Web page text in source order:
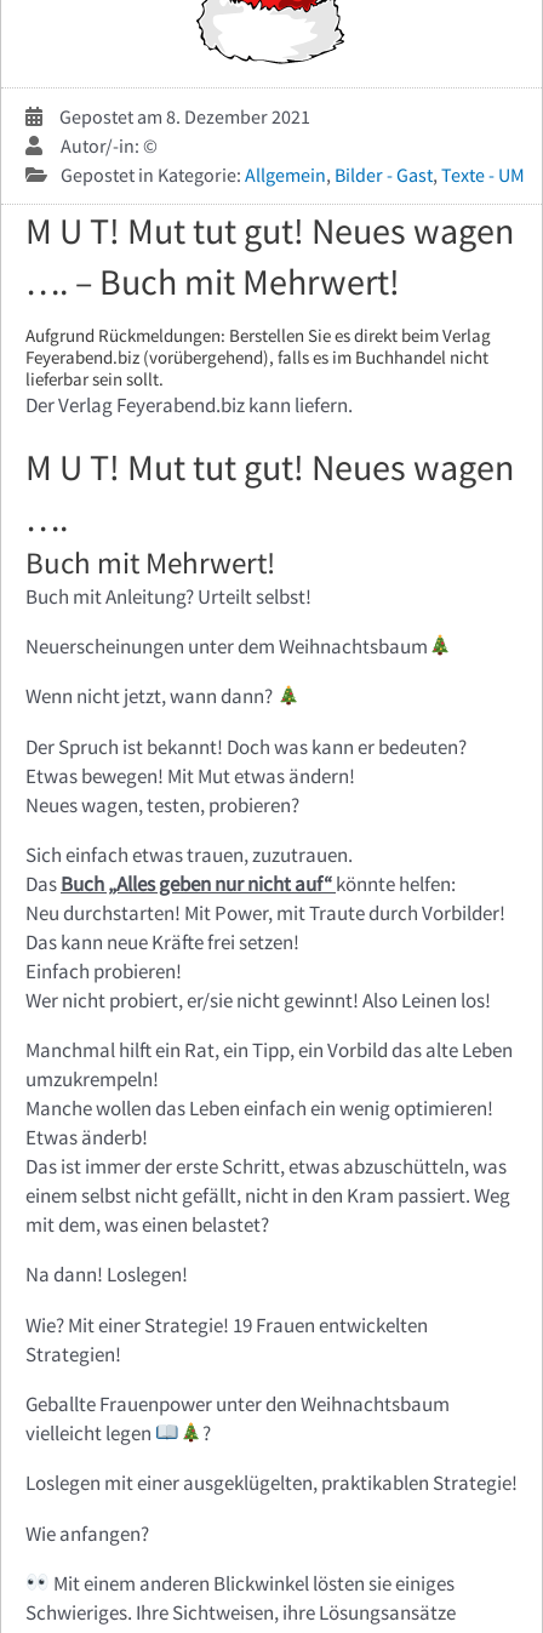
Gepostet am 8. Dezember 2021
Autor/-in: ©
Gepostet in Kategorie: Allgemein, Bilder - Gast,Texte - UM
M U T! Mut tut gut! Neues wagen
…. – Buch mit Mehrwert!
Aufgrund Rückmeldungen: Berstellen Sie es direkt beim Verlag
Feyerabend.biz (vorübergehend), falls es im Buchhandel nicht
lieferbar sein sollt.
Der Verlag Feyerabend.biz kann liefern.
M U T! Mut tut gut! Neues wagen
….
Buch mit Mehrwert!
Buch mit Anleitung? Urteilt selbst!
Neuerscheinungen unter dem Weihnachtsbaum
Wenn nicht jetzt, wann dann?
Der Spruch ist bekannt! Doch was kann er bedeuten?
Etwas bewegen! Mit Mut etwas ändern!
Neues wagen, testen, probieren?
Sich einfach etwas trauen, zuzutrauen.
DasBuch „Alles geben nur nicht auf“könnte helfen:
Neu durchstarten! Mit Power, mit Traute durch Vorbilder!
Das kann neue Kräfte frei setzen!
Einfach probieren!
Wer nicht probiert, er/sie nicht gewinnt! Also Leinen los!
Manchmal hilft ein Rat, ein Tipp, ein Vorbild das alte Leben
umzukrempeln!
Manche wollen das Leben einfach ein wenig optimieren!
Etwas änderb!
Das ist immer der erste Schritt, etwas abzuschütteln, was
einem selbst nicht gefällt, nicht in den Kram passiert. Weg
mit dem, was einen belastet?
Na dann! Loslegen!
Wie? Mit einer Strategie! 19 Frauen entwickelten
Strategien!
Geballte Frauenpower unter den Weihnachtsbaum
vielleicht legen
?
Loslegen mit einer ausgeklügelten, praktikablen Strategie!
Wie anfangen?
Mit einem anderen Blickwinkel lösten sie einiges
Schwieriges. Ihre Sichtweisen, ihre Lösungsansätze